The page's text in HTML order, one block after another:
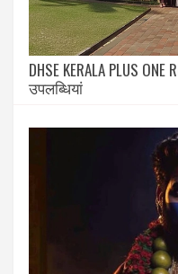
DHSE KERALA PLUS
उपलब्धियां